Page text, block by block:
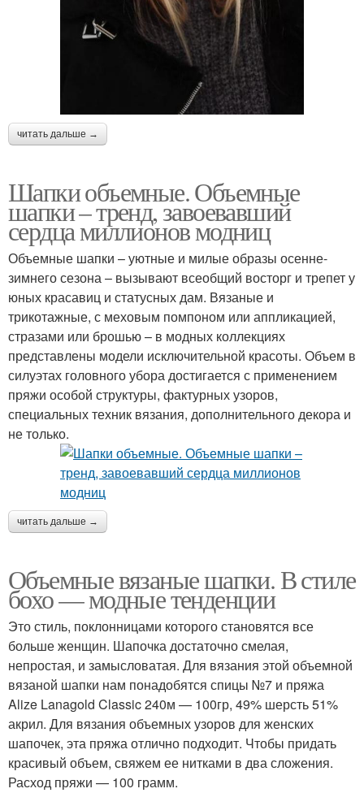
читать дальше →
Шапки объемные. Объемные
шапки – тренд, завоевавший
сердца миллионов модниц
Объемные шапки – уютные и милые образы осенне-
зимнего сезона – вызывают всеобщий восторг и трепет у
юных красавиц и статусных дам. Вязаные и
трикотажные, с меховым помпоном или аппликацией,
стразами или брошью – в модных коллекциях
представлены модели исключительной красоты. Объем в
силуэтах головного убора достигается с применением
пряжи особой структуры, фактурных узоров,
специальных техник вязания, дополнительного декора и
не только.
читать дальше →
Объемные вязаные шапки. В стиле
бохо — модные тенденции
Это стиль, поклонницами которого становятся все
больше женщин. Шапочка достаточно смелая,
непростая, и замысловатая. Для вязания этой объемной
вязаной шапки нам понадобятся спицы №7 и пряжа
Alize Lanagold Classic 240м — 100гр, 49% шерсть 51%
акрил. Для вязания объемных узоров для женских
шапочек, эта пряжа отлично подходит. Чтобы придать
красивый объем, свяжем ее нитками в два сложения.
Расход пряжи — 100 грамм.